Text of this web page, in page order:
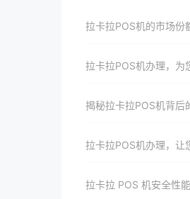
拉卡拉POS机的市场份
拉卡拉POS机办理，为
揭秘拉卡拉POS机背后
拉卡拉POS机办理，让
拉卡拉 POS 机安全性